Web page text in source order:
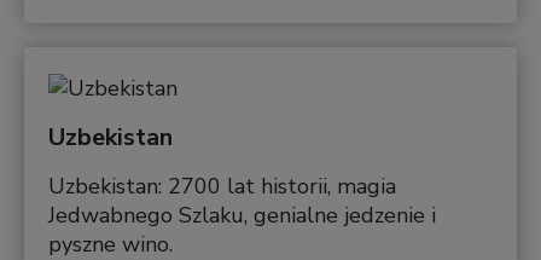
Uzbekistan
Uzbekistan: 2700 lat historii, magia
Jedwabnego Szlaku, genialne jedzenie i
pyszne wino.